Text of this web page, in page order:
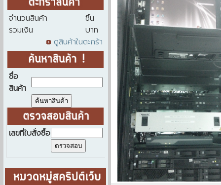
จำนวนสินค้า
ชิ้น
รวมเงิน
บาท
ดูสินค้าในตะกร้า
ชื่อ
สินค้า
เลขที่ใบสั่งซื้อ